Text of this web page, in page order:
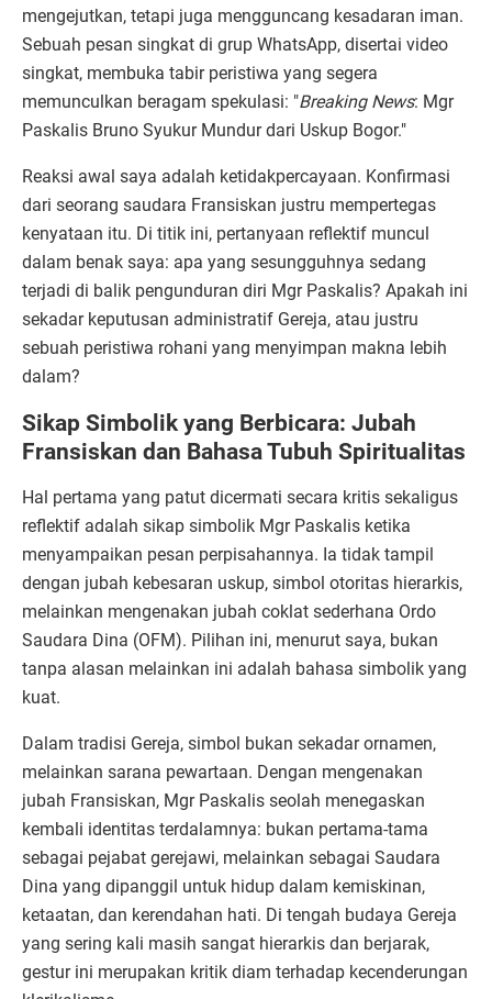
mengejutkan, tetapi juga mengguncang kesadaran iman.
Sebuah pesan singkat di grup WhatsApp, disertai video
singkat, membuka tabir peristiwa yang segera
memunculkan beragam spekulasi: "Breaking News: Mgr
Paskalis Bruno Syukur Mundur dari Uskup Bogor."
Reaksi awal saya adalah ketidakpercayaan. Konfirmasi
dari seorang saudara Fransiskan justru mempertegas
kenyataan itu. Di titik ini, pertanyaan reflektif muncul
dalam benak saya: apa yang sesungguhnya sedang
terjadi di balik pengunduran diri Mgr Paskalis? Apakah ini
sekadar keputusan administratif Gereja, atau justru
sebuah peristiwa rohani yang menyimpan makna lebih
dalam?
Sikap Simbolik yang Berbicara: Jubah
Fransiskan dan Bahasa Tubuh Spiritualitas
Hal pertama yang patut dicermati secara kritis sekaligus
reflektif adalah sikap simbolik Mgr Paskalis ketika
menyampaikan pesan perpisahannya. Ia tidak tampil
dengan jubah kebesaran uskup, simbol otoritas hierarkis,
melainkan mengenakan jubah coklat sederhana Ordo
Saudara Dina (OFM). Pilihan ini, menurut saya, bukan
tanpa alasan melainkan ini adalah bahasa simbolik yang
kuat.
Dalam tradisi Gereja, simbol bukan sekadar ornamen,
melainkan sarana pewartaan. Dengan mengenakan
jubah Fransiskan, Mgr Paskalis seolah menegaskan
kembali identitas terdalamnya: bukan pertama-tama
sebagai pejabat gerejawi, melainkan sebagai Saudara
Dina yang dipanggil untuk hidup dalam kemiskinan,
ketaatan, dan kerendahan hati. Di tengah budaya Gereja
yang sering kali masih sangat hierarkis dan berjarak,
gestur ini merupakan kritik diam terhadap kecenderungan